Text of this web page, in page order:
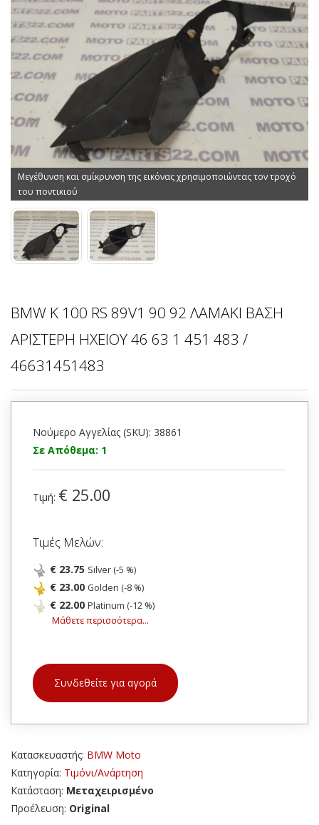
Μεγέθυνση και σμίκρυνση της εικόνας χρησιμοποιώντας τον τροχό
του ποντικιού
BMW K 100 RS 89V1 90 92 ΛΑΜΑΚΙ ΒΑΣΗ
ΑΡΙΣΤΕΡΗ ΗΧΕΙΟΥ 46 63 1 451 483 /
46631451483
Νούμερο Αγγελίας (SKU): 38861
Σε Απόθεμα: 1
Τιμή: € 25.00
Τιμές Μελών:
€ 23.75 Silver (-5 %)
€ 23.00 Golden (-8 %)
€ 22.00 Platinum (-12 %)
Μάθετε περισσότερα...
Συνδεθείτε για αγορά
Κατασκευαστής: BMW Moto
Κατηγορία: Τιμόνι/Ανάρτηση
Κατάσταση: Μεταχειρισμένο
Προέλευση: Original